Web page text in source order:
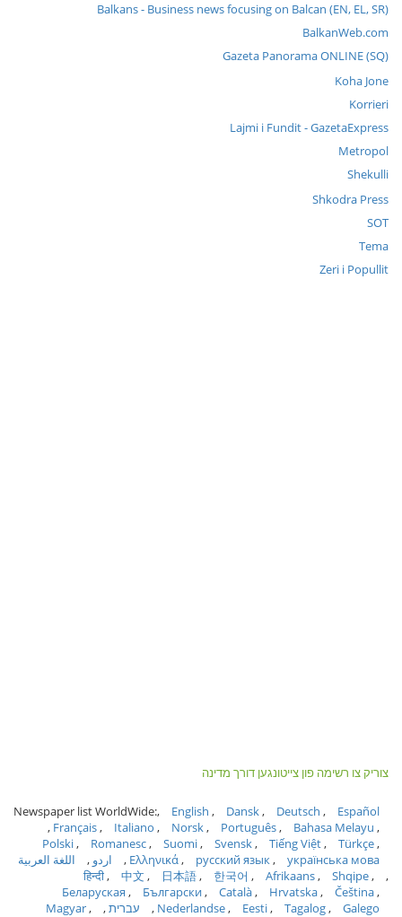
Balkans - Business news focusing on Balcan (EN, EL, SR)
BalkanWeb.com
Gazeta Panorama ONLINE (SQ)
Koha Jone
Korrieri
Lajmi i Fundit - GazetaExpress
Metropol
Shekulli
Shkodra Press
SOT
Tema
Zeri i Popullit
צוריק צו רשימה פון צייטונגען דורך מדינה
Newspaper list WorldWide: English Dansk Deutsch
Español
Français
Italiano Norsk Português
Bahasa Melayu
Polski
Romanesc Suomi Svensk Tiếng Việt
Türkçe
Ελληνικά
русский язык українська мова اردو
اللغة العربية
हिन्दी
中文 日本語 한국어 Afrikaans
Shqipe
Беларуская
Български Català Hrvatska
Čeština
Nederlandse
Eesti Tagalog Galego עברית
Magyar